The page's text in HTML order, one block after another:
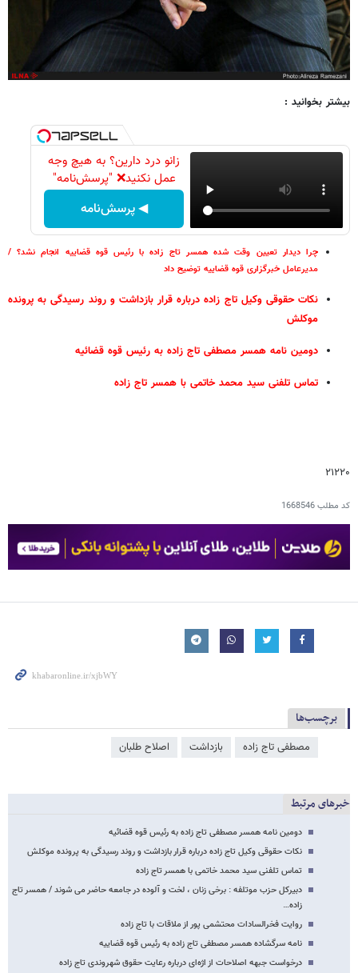
بیشتر بخوانید :
زانو درد دارین؟ به هیچ وجه
عمل نکنید❌ "پرسش‌نامه"
◀ پرسش‌نامه
چرا دیدار تعیین وقت شده همسر تاج زاده با رئیس قوه قضاییه انجام نشد؟ /
مدیرعامل خبرگزاری قوه قضاییه توضیح داد
نکات حقوقی وکیل تاج زاده درباره قرار بازداشت و روند رسیدگی به پرونده
موکلش
دومین نامه همسر مصطفی تاج زاده به رئیس قوه قضائیه
تماس تلفنی سید محمد خاتمی با همسر تاج زاده
۲۱۲۲۰
کد مطلب1668546
برچسب‌ها
مصطفی تاج زاده بازداشت اصلاح طلبان
خبرهای مرتبط
دومین نامه همسر مصطفی تاج زاده به رئیس قوه قضائیه
نکات حقوقی وکیل تاج زاده درباره قرار بازداشت و روند رسیدگی به پرونده موکلش
تماس تلفنی سید محمد خاتمی با همسر تاج زاده
دبیرکل حزب موتلفه : برخی زنان ، لخت و آلوده در جامعه حاضر می شوند / همسر تاج
زاده…
روایت فخرالسادات محتشمی پور از ملاقات با تاج زاده
نامه سرگشاده همسر مصطفی تاج زاده به رئیس قوه قضاییه
درخواست جبهه اصلاحات از اژه‌ای درباره رعایت حقوق شهروندی تاج زاده